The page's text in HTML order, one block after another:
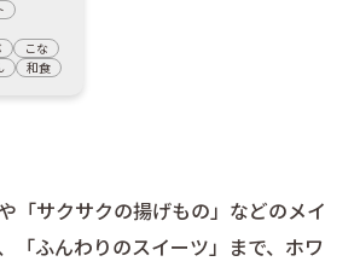
こな
和食
「サクサクの揚げもの」などのメイ
「ふんわりのスイーツ」まで、ホワ